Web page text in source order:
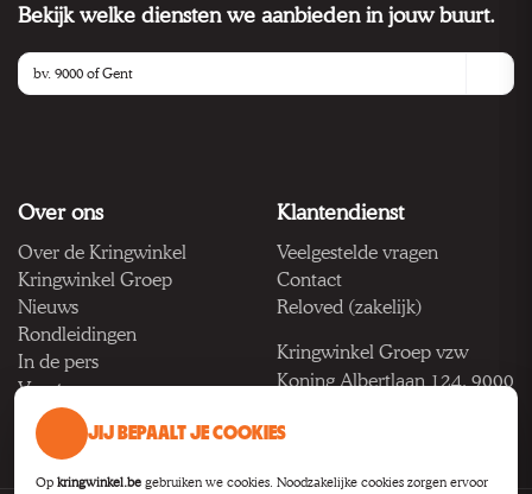
Bekijk welke diensten we aanbieden in jouw buurt.
Over ons
Over de Kringwinkel
Kringwinkel Groep
Nieuws
Rondleidingen
In de pers
Vacatures
Klantendienst
Veelgestelde vragen
Contact
Reloved (zakelijk)
Kringwinkel Groep vzw
Koning Albertlaan 124, 9000
BTW BE 1033.922.208
JIJ BEPAALT JE COOKIES
Op kringwinkel.be gebruiken we cookies. Noodzakelijke cookies zorgen ervoor